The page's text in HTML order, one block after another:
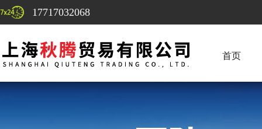
17717032068
首页